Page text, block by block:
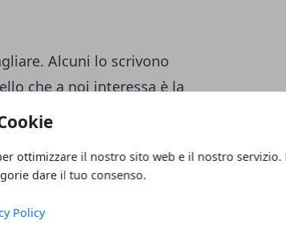
ottimizzare il nostro sito web e il nostro servizio.
dare il tuo consenso.
Policy
Alcuni lo scrivono
che a noi interessa è la
il Medioevo e il